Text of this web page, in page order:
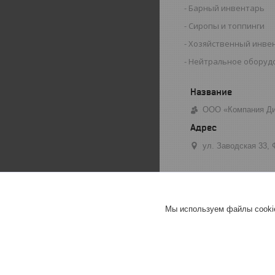
Барный инвентарь
Сиропы и топпинги
Хозяйственный
Нейтральное
ООО «Компания
ул. Заводская 33,
Мы используем файлы